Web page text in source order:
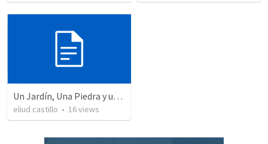
Un Jardín, Una Piedra y un Testigo Que No Podía Mentir
eliud castillo • 16views